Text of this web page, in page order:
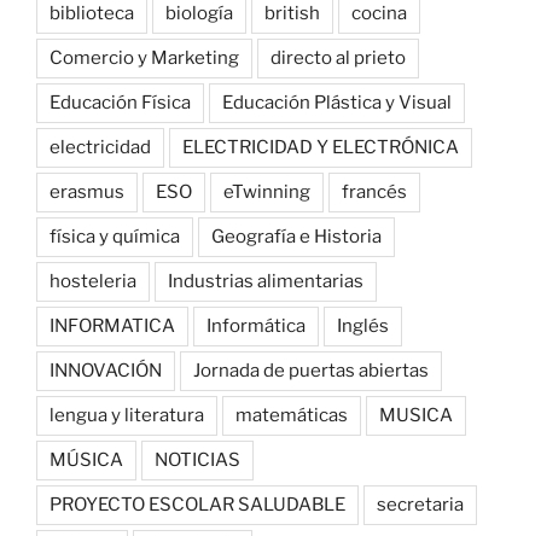
biblioteca biología british cocina
Comercio y Marketing directo al prieto
Educación Física Educación Plástica y Visual
electricidad ELECTRICIDAD Y ELECTRÓNICA
erasmus ESO eTwinning francés
física y química Geografía e Historia
hosteleria Industrias alimentarias
INFORMATICA Informática Inglés
INNOVACIÓN Jornada de puertas abiertas
lengua y literatura matemáticas MUSICA
MÚSICA NOTICIAS
PROYECTO ESCOLAR SALUDABLE secretaria